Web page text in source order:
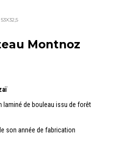
Montnoz
laminé de bouleau issu de forêt
son année de fabrication